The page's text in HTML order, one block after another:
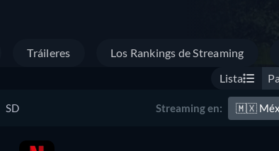
Tráileres Los Rankings de Streaming
Lista
SD Streaming en: 🇲🇽